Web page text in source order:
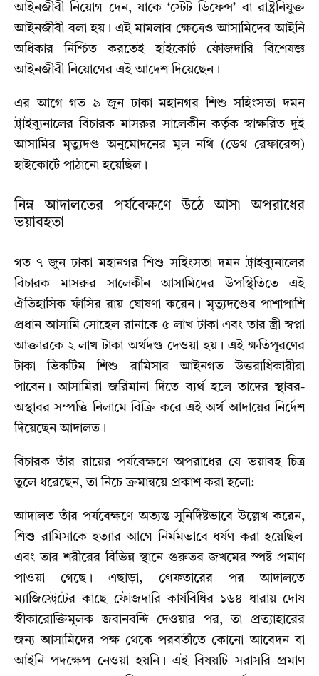
আইনজীবী নিয়োগ দেন,যাকে ‘স্টেট ডিফেন্স’ বা রাষ্ট্রনিযুক্ত
আইনজীবী বলা হয়। এই মামলার ক্ষেত্রেও আসামিদের আইনি
অধিকার নিশ্চিত করতেই হাইকোর্ট ফৌজদারি বিশেষজ্ঞ
আইনজীবী নিয়োগের এই আদেশ দিয়েছেন।
এর আগে গত ৯ জুন ঢাকা মহানগর শিশু সহিংসতা দমন
ট্রাইব্যুনালের বিচারক মাসরুর সালেকীন কর্তৃক স্বাক্ষরিত দুই
আসামির মৃত্যুদণ্ড অনুমোদনের মূল নথি (ডেথ রেফারেন্স)
হাইকোর্টে পাঠানো হয়েছিল।
নিম্ন আদালতের পর্যবেক্ষণে উঠে আসা অপরাধের
ভয়াবহতা
গত ৭ জুন ঢাকা মহানগর শিশু সহিংসতা দমন ট্রাইব্যুনালের
বিচারক মাসরুর সালেকীন আসামিদের উপস্থিতিতে এই
ঐতিহাসিক ফাঁসির রায় ঘোষণা করেন। মৃত্যুদণ্ডের পাশাপাশি
প্রধান আসামি সোহেল রানাকে ৫ লাখ টাকা এবং তার স্ত্রী স্বপ্না
আক্তারকে ২ লাখ টাকা অর্থদণ্ড দেওয়া হয়। এই ক্ষতিপূরণের
টাকা ভিকটিম শিশু রামিসার আইনগত উত্তরাধিকারীরা
পাবেন। আসামিরা জরিমানা দিতে ব্যর্থ হলে তাদের স্থাবর-
অস্থাবর সম্পত্তি নিলামে বিক্রি করে এই অর্থ আদায়ের নির্দেশ
দিয়েছেন আদালত।
বিচারক তাঁর রায়ের পর্যবেক্ষণে অপরাধের যে ভয়াবহ চিত্র
তুলে ধরেছেন, তা নিচে ক্রমান্বয়ে প্রকাশ করা হলো:
আদালত তাঁর পর্যবেক্ষণে অত্যন্ত সুনির্দিষ্টভাবে উল্লেখ করেন,
শিশু রামিসাকে হত্যার আগে নির্মমভাবে ধর্ষণ করা হয়েছিল
এবং তার শরীরের বিভিন্ন স্থানে গুরুতর জখমের স্পষ্ট প্রমাণ
পাওয়া গেছে। এছাড়া, গ্রেফতারের পর আদালতে
ম্যাজিস্ট্রেটের কাছে ফৌজদারি কার্যবিধির ১৬৪ ধারায় দোষ
স্বীকারোক্তিমূলক জবানবন্দি দেওয়ার পর,তা প্রত্যাহারের
জন্য আসামিদের পক্ষ থেকে পরবর্তীতে কোনো আবেদন বা
আইনি পদক্ষেপ নেওয়া হয়নি। এই বিষয়টি সরাসরি প্রমাণ